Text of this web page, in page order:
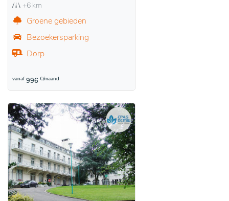
+6 km
Groene gebieden
Bezoekersparking
Dorp
vanaf 996 €/maand